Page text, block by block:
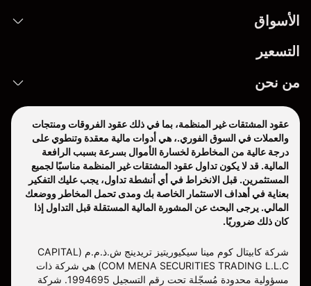
الأسواق
التسعير
من نحن
عقود المشتقات غير المنظمة، بما في ذلك عقود الفروقات ومنتجات
والعملات في السوق الفوري.، هي أدوات مالية معقدة وتنطوي على
درجة عالية من المخاطرة لخسارة الأموال بسرعة بسبب الرافعة
المالية. قد لا يكون تداول عقود المشتقات غير المنظمة مناسبًا لجميع
المستثمرين. قبل الانخراط في أي أنشطة تداول، يجب عليك التفكير
بعناية في أهداف الاستثمار الخاصة بك ومدى تحمل المخاطر ووضعك
المالي. يرجى البحث عن المشورة المالية المستقلة قبل التداول إذا
كان ذلك ضروريًا.
شركة كابيتال كوم مينا سيكيوريتيز تريدينج ش.ذ.م.م (CAPITAL
COM MENA SECURITIES TRADING L.L.C) هي شركة ذات
مسؤولية محدودة مُسجّلة تحت رقم التسجيل 1994695. شركة